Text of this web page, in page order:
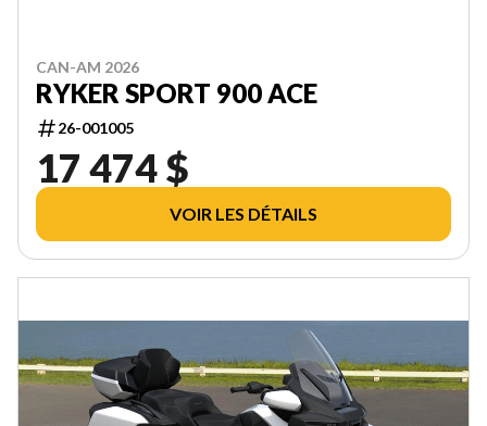
CAN-AM 2026
RYKER SPORT 900 ACE
26-001005
17 474 $
VOIR LES DÉTAILS